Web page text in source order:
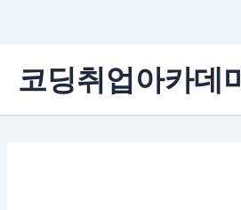
로
코딩취업아카데미